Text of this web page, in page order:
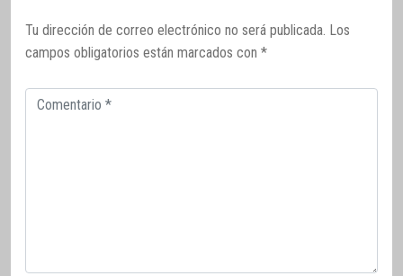
Tu dirección de correo electrónico no será publicada. Los
campos obligatorios están marcados con *
Comentario